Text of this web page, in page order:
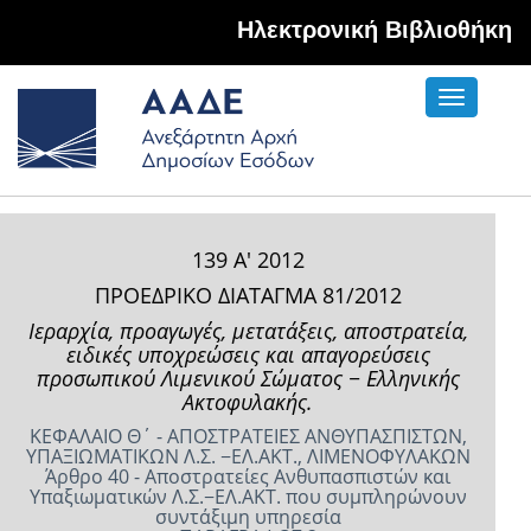
Hλεκτρονική Βιβλιοθήκη
Toggle
139 Α' 2012
ΠΡΟΕΔΡΙΚΟ ΔΙΑΤΑΓΜΑ 81/2012
Ιεραρχία, προαγωγές, μετατάξεις, αποστρατεία,
ειδικές υποχρεώσεις και απαγορεύσεις
προσωπικού Λιμενικού Σώματος − Ελληνικής
Ακτοφυλακής.
ΚΕΦΑΛΑΙΟ Θ΄ - ΑΠΟΣΤΡΑΤΕΙΕΣ ΑΝΘΥΠΑΣΠΙΣΤΩΝ,
ΥΠΑΞΙΩΜΑΤΙΚΩΝ Λ.Σ. −ΕΛ.ΑΚΤ., ΛΙΜΕΝΟΦΥΛΑΚΩΝ
Άρθρο 40 - Αποστρατείες Ανθυπασπιστών και
Υπαξιωματικών Λ.Σ.−ΕΛ.ΑΚΤ. που συμπληρώνουν
συντάξιμη υπηρεσία